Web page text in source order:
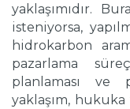
yaklaşımıdır.
isteniyorsa,
hidrokarbon
pazarlama
planlaması ve
yaklaşım,